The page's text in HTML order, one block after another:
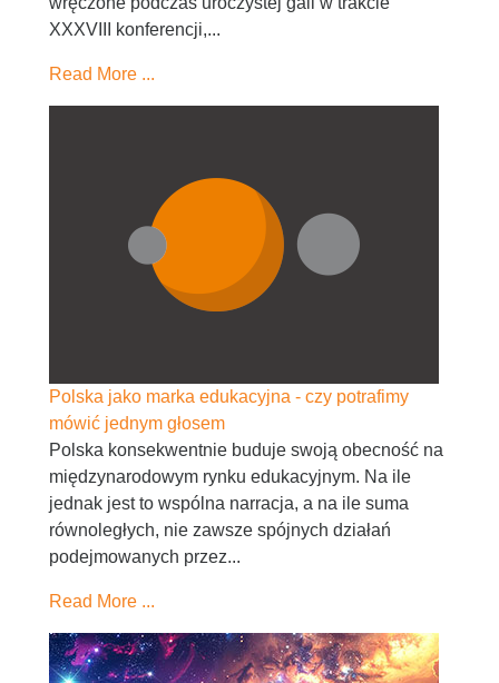
XXXVIII konferencji,...
Read More ...
Polska jako marka edukacyjna - czy potrafimy
mówić jednym głosem
Polska konsekwentnie buduje swoją obecność na
międzynarodowym rynku edukacyjnym. Na ile
jednak jest to wspólna narracja, a na ile suma
równoległych, nie zawsze spójnych działań
podejmowanych przez...
Read More ...